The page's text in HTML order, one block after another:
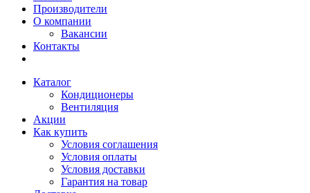
Производители
О компании
Вакансии
Контакты
Каталог
Кондиционеры
Вентиляция
Акции
Как купить
Условия соглашения
Условия оплаты
Условия доставки
Гарантия на товар